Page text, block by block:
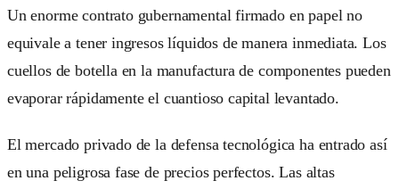
Un enorme contrato gubernamental firmado en papel no
equivale a tener ingresos líquidos de manera inmediata. Los
cuellos de botella en la manufactura de componentes pueden
evaporar rápidamente el cuantioso capital levantado.
El mercado privado de la defensa tecnológica ha entrado así
en una peligrosa fase de precios perfectos. Las altas